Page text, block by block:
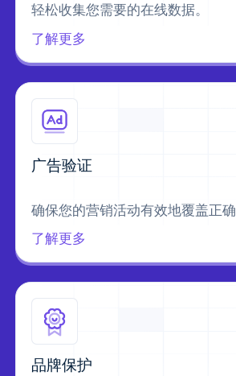
轻松收集您需要的在线数据。
了解更多
广告验证
确保您的营销活动有效地覆盖正确
了解更多
品牌保护